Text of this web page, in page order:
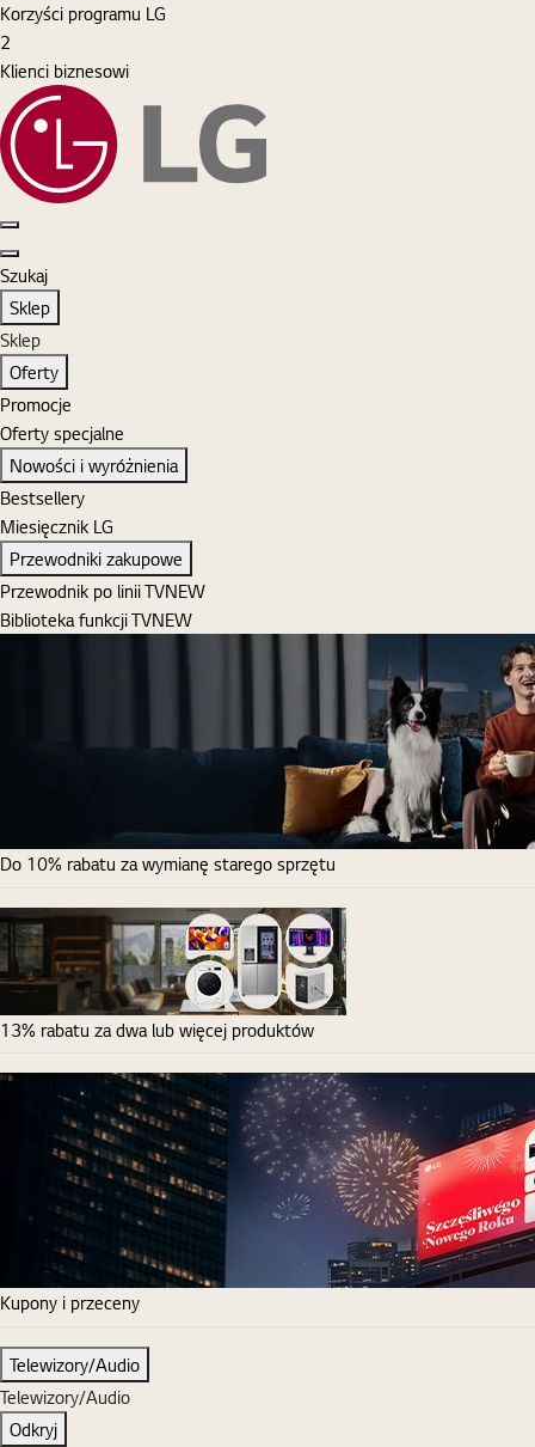
Korzyści programu LG
Koszyk
2
Klienci biznesowi
Szukaj
Zaloguj się
MyLG
Koszyk
Zamknij menu
SzukajSzukaj
Sklep
Sklep
Oferty
Promocje
Oferty specjalne
Nowości i wyróżnienia
Bestsellery
Miesięcznik LG
Przewodniki zakupowe
Przewodnik po linii TVNEW
Biblioteka funkcji TVNEW
Do 10% rabatu za wymianę starego sprzętu
13% rabatu za dwa lub więcej produktów
Kupony i przeceny
Telewizory/Audio
Telewizory/Audio
Odkryj